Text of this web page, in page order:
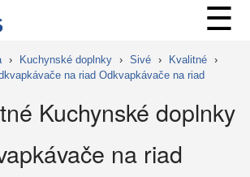
☰
› Kuchynské doplnky › Sivé › Kvalitné ›
na riad Odkvapkávače na riad
Kuchynské doplnky
na riad